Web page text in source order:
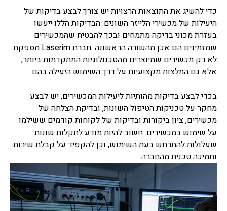
כדי להשיג את התוצאות הרצויות יש צורך לבצע בדיקות של
היעילות של מכשירי הלייזר השונים. הבדיקות הללו ייעשו
בעזרת מכוני בדיקה מתמחים ובכך להבטיח שהמכשירים
שמזמינים הם אכן מהשורה הראשונה. חברת Laserim מספקת
לא רק מכשירים שמיוצרים מהטכנולוגיות המתקדמות ביותר,
אלא גם המלצות מקצועיות על דרך השימוש היעילה בהם.
בכדי לבצע בדיקות מהותיות ליעילות המכשירים, יש לבצע
מחקר על טכניקות הטיפול השונות, ובדיקת הצלחה של
מכשירים, ציון ביקורות ובדיקות של לקוחות קודמים ששילמו
על שימוש במכשירים. חשוב להיות מודע לתקלות שונות
שעלולות להתרחש בעת השימוש, וכן להקפיד על קבלת שירות
ותמיכה טכנית מהחברה.